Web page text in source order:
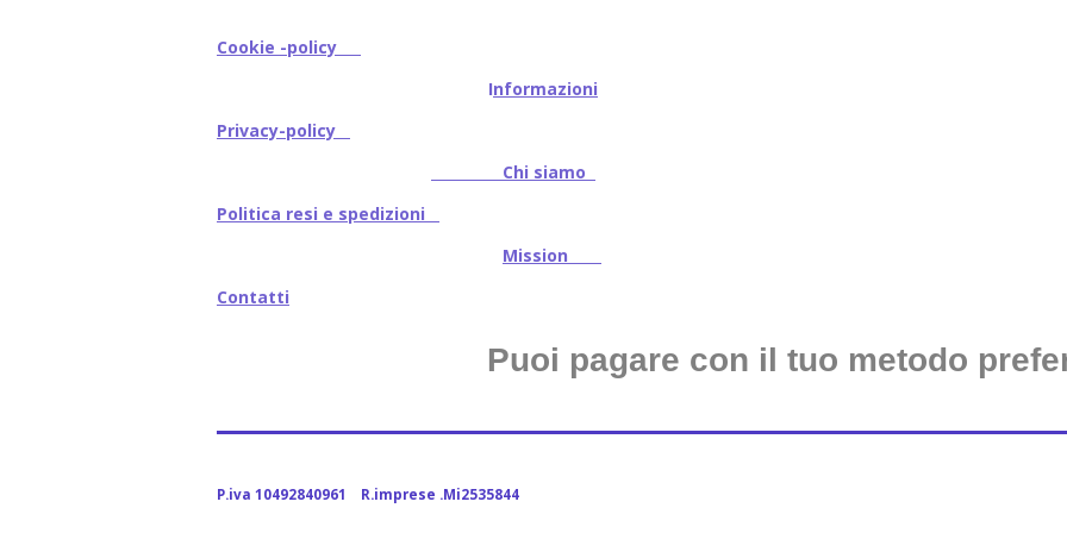
Cookie -policy
Informazioni
Privacy-policy
Chi siamo
Politica resi e spedizioni
Mission
Contatti
Puoi pagare con il tuo metodo
P.iva 10492840961 R.imprese .Mi2535844